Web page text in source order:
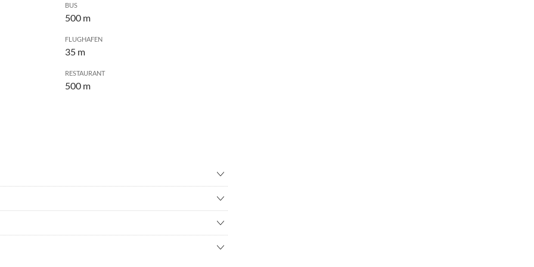
BUS
500 m
FLUGHAFEN
35 m
RESTAURANT
500 m
• Kultur